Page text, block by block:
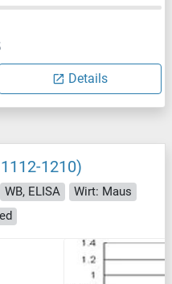
Details
1210)
WB, ELISA
Wirt: Maus